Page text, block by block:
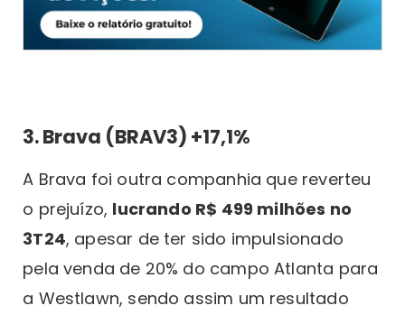
3. Brava (BRAV3) +17,1%
A Brava foi outra companhia que reverteu
o prejuízo, lucrando R$ 499 milhões no
3T24, apesar de ter sido impulsionado
pela venda de 20% do campo Atlanta para
a Westlawn, sendo assim um resultado